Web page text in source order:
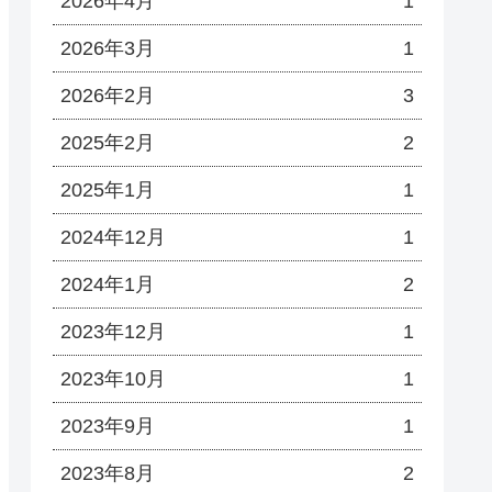
2026年3月 1
2026年2月 3
2025年2月 2
2025年1月 1
2024年12月 1
2024年1月 2
2023年12月 1
2023年10月 1
2023年9月 1
2023年8月 2